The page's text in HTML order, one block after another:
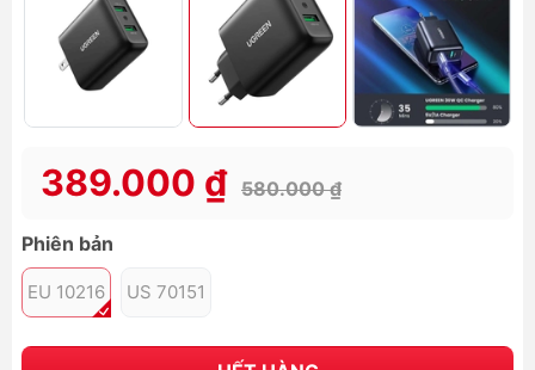
389.000 ₫ 580.000 ₫
Phiên bản
EU 10216 US 70151